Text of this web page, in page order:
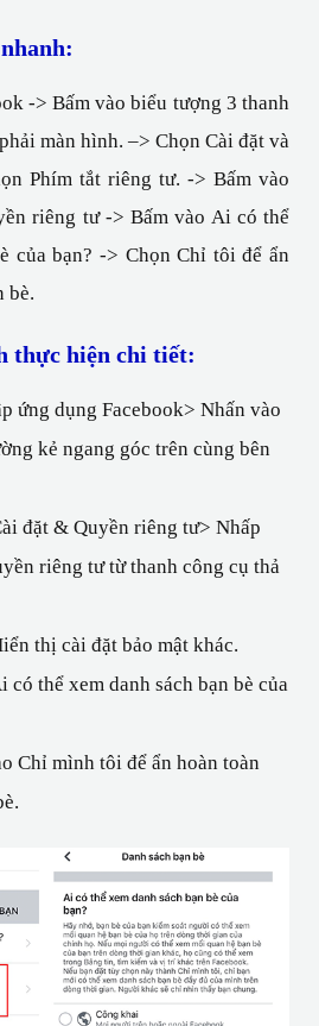
-> Bấm vào biểu tượng 3 thanh
màn hình. –> Chọn Cài đặt và
Phím tắt riêng tư. -> Bấm vào
riêng tư -> Bấm vào Ai có thể
của bạn? -> Chọn Chỉ tôi để ẩn
bè.
thực hiện chi tiết:
ứng dụng Facebook> Nhấn vào
kẻ ngang góc trên cùng bên
đặt & Quyền riêng tư> Nhấp
riêng tư từ thanh công cụ thả
thị cài đặt bảo mật khác.
có thể xem danh sách bạn bè của
Chỉ mình tôi để ẩn hoàn toàn